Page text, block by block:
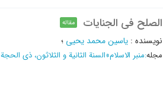
الصلح فی الجنایات مقاله
نویسنده : یاسین محمد یحیی ؛
مجله:منبر الاسلام»السنة الثانیة و الثلاثون، ذی الحجة 1394 - العدد 12